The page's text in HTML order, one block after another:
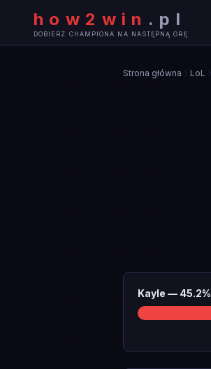
how2win . pl
DOBIERZ CHAMPIONA NA NASTĘPNĄ GRĘ
Strona główna LoL
Kayle — 45.2%